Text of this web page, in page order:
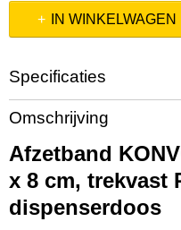
IN WINKELWAGEN
Specificaties
Productcode
998900
EAN code
Productcode leverancier
998900
Omschrijving
Afzetband
x 8 cm, trekvast
dispenserdoos